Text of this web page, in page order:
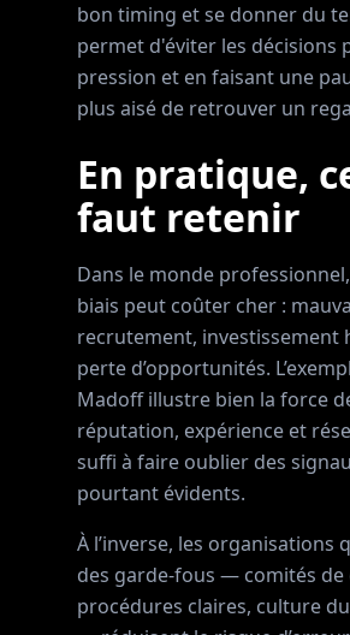
bon timing et se donner du
permet d'éviter les décisions
pression et en faisant une
plus aisé de retrouver un
En pratique,
faut retenir
Dans le monde
biais peut coûter cher :
recrutement, investissement
perte d’opportunités.
Madoff illustre bien la force
réputation, expérience et
suffi à faire oublier des
pourtant évidents.
À l’inverse, les organisations
des garde-fous — comités de
procédures claires, culture